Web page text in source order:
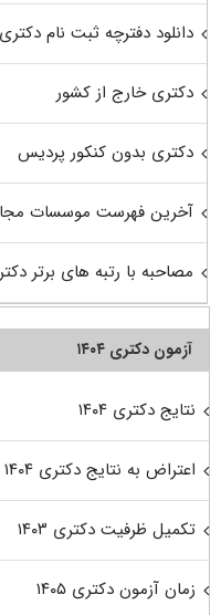
دانلود دفترچه ثبت نام
دکتری خارج از کشور
دکتری بدون کنکور پردیس
آخرین فهرست موسسات
مصاحبه با رتبه های برتر
آزمون دکتری ۱۴۰۴
نتایج دکتری ۱۴۰۴
اعتراض به نتایج دکتری ۱۴۰۴
تکمیل ظرفیت دکتری ۱۴۰۳
زمان آزمون دکتری ۱۴۰۵